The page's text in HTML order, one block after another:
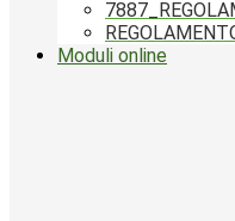
Moduli online